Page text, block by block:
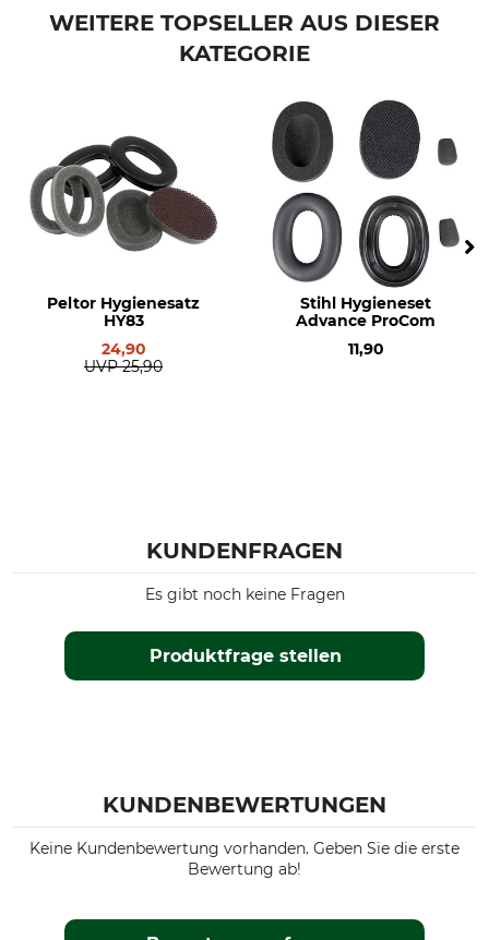
Hersteller-Artikel-Nr.
WEITERE TOPSELLER AUS DIESER
KATEGORIE
Peltor Hygienesatz
HY83
24,90
UVP 25,90
Stihl Hygieneset
Advance ProCom
11,90
KUNDENFRAGEN
Produktfrage stellen
Es gibt noch keine Fragen
KUNDENBEWERTUNGEN
Keine Kundenbewertung vorhanden. Geben Sie die erste
Bewertung ab!